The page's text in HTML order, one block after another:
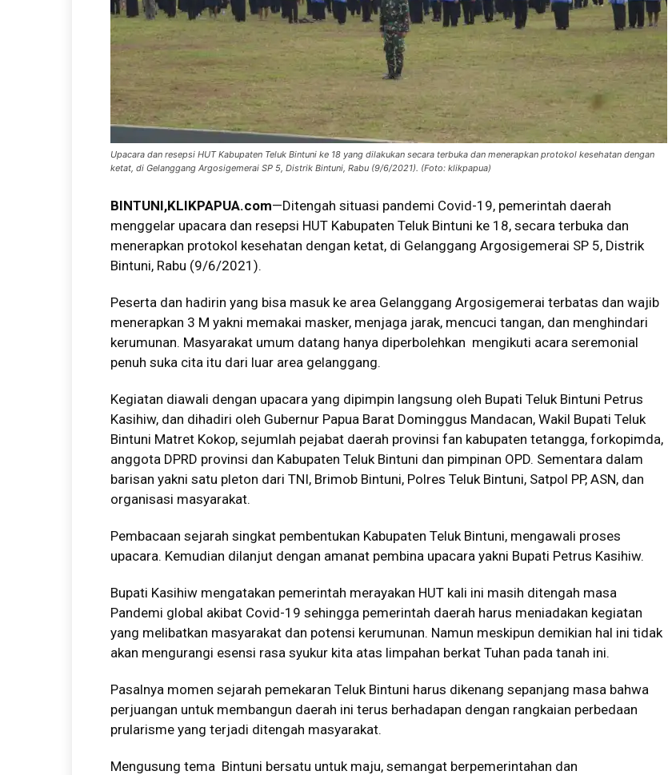
Upacara dan resepsi HUT Kabupaten Teluk Bintuni ke 18 yang dilakukan secara terbuka dan menerapkan protokol kesehatan dengan
ketat, di Gelanggang Argosigemerai SP 5, Distrik Bintuni, Rabu (9/6/2021). (Foto: klikpapua)
BINTUNI,KLIKPAPUA.com—Ditengah situasi pandemi Covid-19, pemerintah daerah
menggelar upacara dan resepsi HUT Kabupaten Teluk Bintuni ke 18, secara terbuka dan
menerapkan protokol kesehatan dengan ketat, di Gelanggang Argosigemerai SP 5, Distrik
Bintuni, Rabu (9/6/2021).
Peserta dan hadirin yang bisa masuk ke area Gelanggang Argosigemerai terbatas dan wajib
menerapkan 3 M yakni memakai masker, menjaga jarak, mencuci tangan, dan menghindari
kerumunan. Masyarakat umum datang hanya diperbolehkan mengikuti acara seremonial
penuh suka cita itu dari luar area gelanggang.
Kegiatan diawali dengan upacara yang dipimpin langsung oleh Bupati Teluk Bintuni Petrus
Kasihiw, dan dihadiri oleh Gubernur Papua Barat Dominggus Mandacan, Wakil Bupati Teluk
Bintuni Matret Kokop, sejumlah pejabat daerah provinsi fan kabupaten tetangga, forkopimda,
anggota DPRD provinsi dan Kabupaten Teluk Bintuni dan pimpinan OPD. Sementara dalam
barisan yakni satu pleton dari TNI, Brimob Bintuni, Polres Teluk Bintuni, Satpol PP, ASN, dan
organisasi masyarakat.
Pembacaan sejarah singkat pembentukan Kabupaten Teluk Bintuni, mengawali proses
upacara. Kemudian dilanjut dengan amanat pembina upacara yakni Bupati Petrus Kasihiw.
Bupati Kasihiw mengatakan pemerintah merayakan HUT kali ini masih ditengah masa
Pandemi global akibat Covid-19 sehingga pemerintah daerah harus meniadakan kegiatan
yang melibatkan masyarakat dan potensi kerumunan. Namun meskipun demikian hal ini tidak
akan mengurangi esensi rasa syukur kita atas limpahan berkat Tuhan pada tanah ini.
Pasalnya momen sejarah pemekaran Teluk Bintuni harus dikenang sepanjang masa bahwa
perjuangan untuk membangun daerah ini terus berhadapan dengan rangkaian perbedaan
prularisme yang terjadi ditengah masyarakat.
Mengusung tema Bintuni bersatu untuk maju, semangat berpemerintahan dan